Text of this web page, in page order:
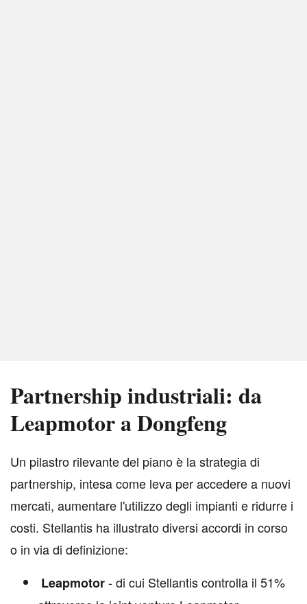
Partnership industriali: da
Leapmotor a Dongfeng
Un pilastro rilevante del piano è la strategia di
partnership, intesa come leva per accedere a nuovi
mercati, aumentare l'utilizzo degli impianti e ridurre i
costi. Stellantis ha illustrato diversi accordi in corso
o in via di definizione:
Leapmotor- di cui Stellantis controlla il 51%